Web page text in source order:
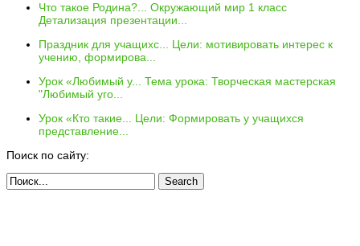
Что такое Родина?...
Окружающий мир 1 класс
Детализация презентации...
Праздник для учащихс...
Цели: мотивировать интерес к
учению, формирова...
Урок «Любимый у...
Тема урока: Творческая мастерская
"Любимый уго...
Урок «Кто такие...
Цели: Формировать у учащихся
представление...
Поиск по сайту: